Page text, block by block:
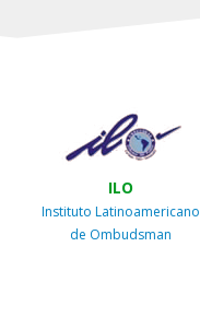
ILO
Instituto Latinoamericano
de Ombudsman